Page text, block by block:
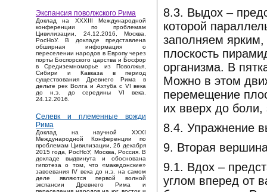
Экспансия поволжского Рима
Доклад на XXXIII Международной
конференции по проблемам
Цивилизации, 24.12.2016, Москва,
РосНоУ. В докладе представлена
обширная информация о
переселении народов в Европу через
порты Боспорского царства и Босфор
в Средиземноморье из Поволжья,
Сибири и Кавказа в период
существования Древнего Рима в
дельте рек Волга и Ахтуба с VI века
до н.э. до середины VI века.
24.12.2016.
Селевк и племенные вожди
Рима
Доклад на научной XXXI
Международной Конференции по
проблемам Цивилизации, 26 декабря
2015 года, РосНоУ, Москва, Россия. В
докладе выдвинута и обоснована
гипотеза о том, что «македонские»
завоевания IV века до н.э. на самом
деле являются первой волной
экспансии Древнего Рима и
8.3. Выдох –
которой
заполняем
плоскость
организма. В
Можно в этом
перемещение
их вверх до боли,
8.4. Упражнение
9. Вторая
9.1. Вдох –
углом вперед от